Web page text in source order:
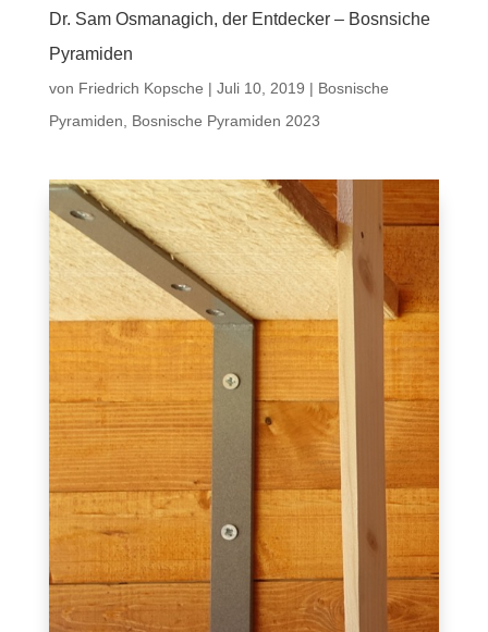
Dr. Sam Osmanagich, der Entdecker – Bosnsiche
Pyramiden
von Friedrich Kopsche | Juli 10, 2019 | Bosnische
Pyramiden
Bosnische Pyramiden 2023